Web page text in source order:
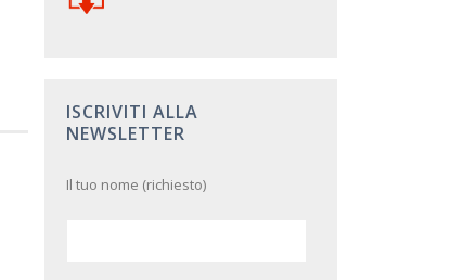
ISCRIVITI ALLA
NEWSLETTER
Il tuo nome (richiesto)